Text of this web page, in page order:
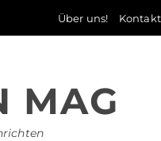
Über uns! Kontakt
MAG